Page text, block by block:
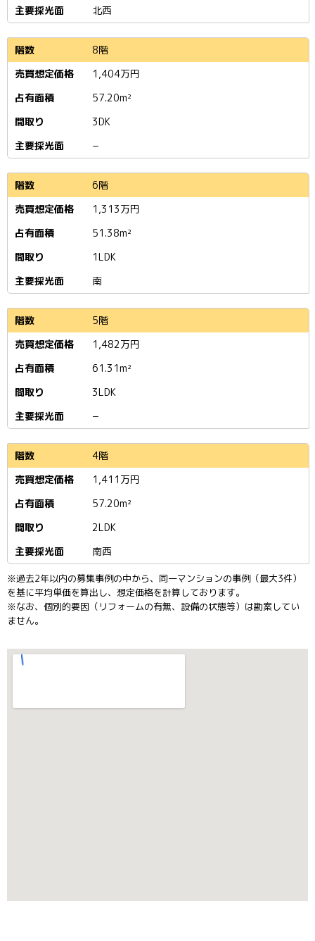
北西
8階
1,404万円
57.20m²
3DK
−
6階
1,313万円
51.38m²
1LDK
南
5階
1,482万円
61.31m²
3LDK
−
4階
1,411 万円
57.20m²
2LDK
南西
※過去2年以内の募集事例の中から、同一マンションの事例（最大3件）
を基に平均単価を算出し、想定価格を計算しております。
※なお、個別的要因（リフォームの有無、設備の状態等）は勘案してい
ません。